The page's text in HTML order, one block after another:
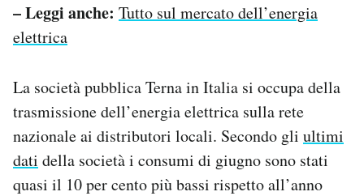
– Leggi anche: Tutto sul mercato dell’energia
elettrica
La società pubblica Terna in Italia si occupa della
trasmissione dell’energia elettrica sulla rete
nazionale ai distributori locali. Secondo gli ultimi
dati della società i consumi di giugno sono stati
quasi il 10 per cento più bassi rispetto all’anno